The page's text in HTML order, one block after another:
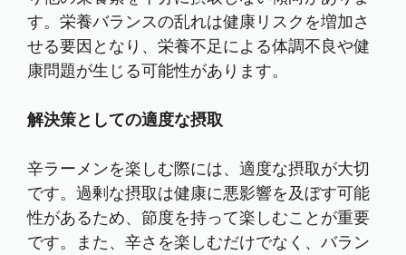
す。栄養バランスの乱れは健康リスクを増加さ
せる要因となり、栄養不足による体調不良や健
康問題が生じる可能性があります。
解決策としての適度な摂取
辛ラーメンを楽しむ際には、適度な摂取が大切
です。過剰な摂取は健康に悪影響を及ぼす可能
性があるため、節度を持って楽しむことが重要
です。また、辛さを楽しむだけでなく、バラン